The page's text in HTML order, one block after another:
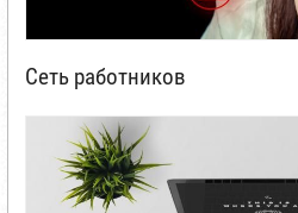
Сеть работников